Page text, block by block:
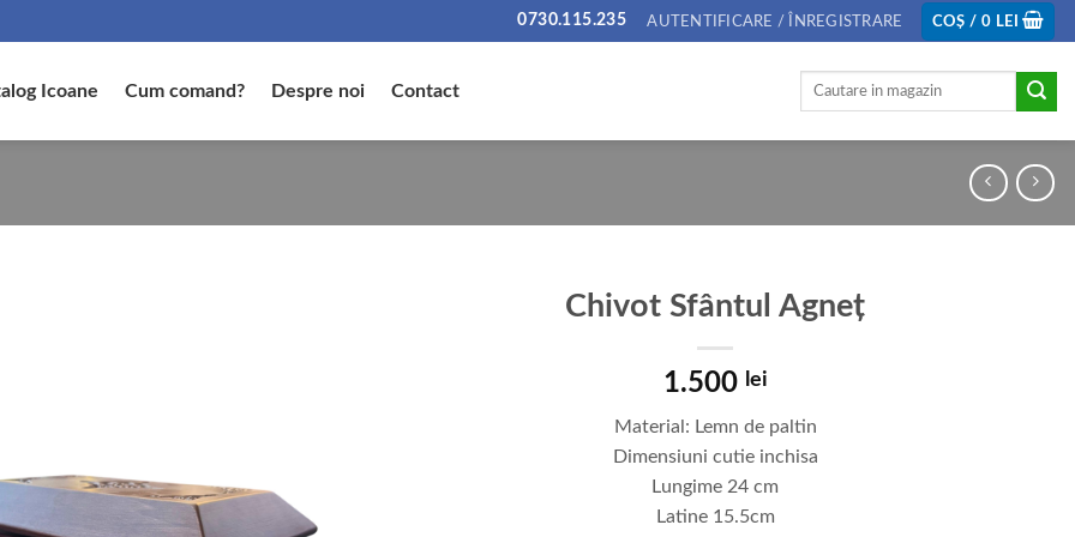
0730.115.235 AUTENTIFICARE / ÎNREGISTRARE COȘ /0 LEI
Icoane Cum comand? Despre noi Contact
Caută
Chivot Sfântul Agneț
1.500 lei
Material: Lemn de paltin
Dimensiuni cutie inchisa
Lungime 24 cm
Latine 15.5cm